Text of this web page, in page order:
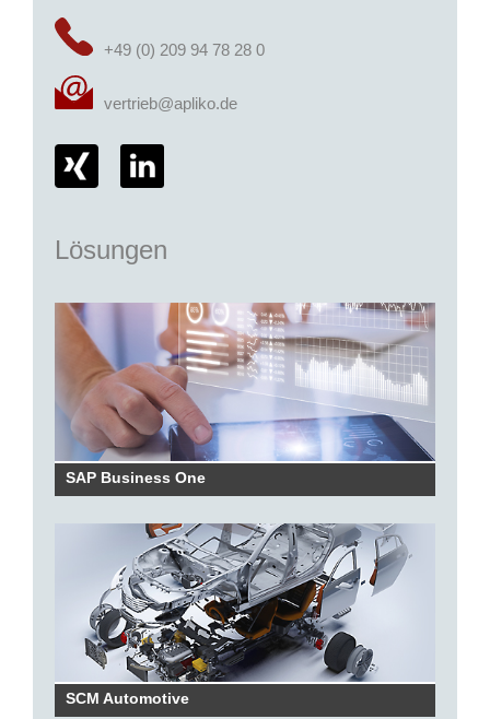
+49 (0) 209 94 78 28 0
vertrieb@apliko.de
Lösungen
SAP Business One
SCM Automotive